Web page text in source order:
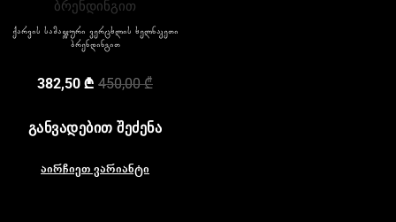
ქარვის სამაჯური ვერცხლის ხელნაკეთი
ბრენდინგით
450,00₾
382,50₾
ᲒᲐᲜᲕᲐᲓᲔᲑᲘᲗ ᲨᲔᲫᲔᲜᲐ
აირჩიეთ ვარიანტი